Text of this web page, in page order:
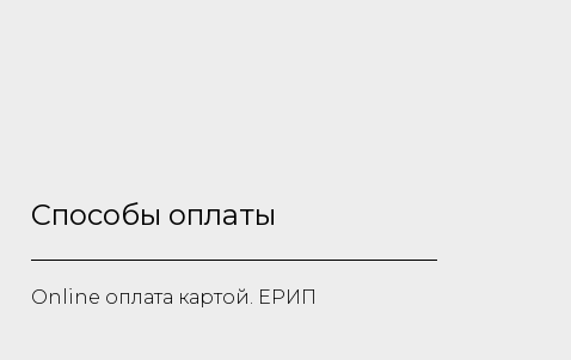
Способы оплаты
Online оплата картой. ЕРИП